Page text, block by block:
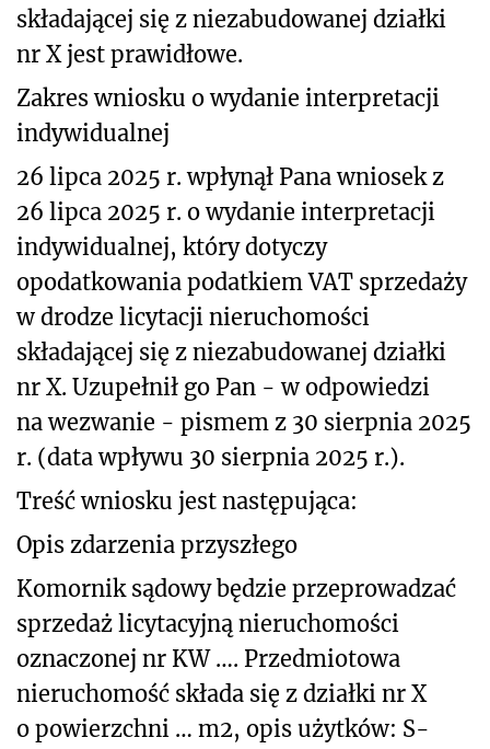
składającej się z niezabudowanej działki
nr X jest prawidłowe.
Zakres wniosku o wydanie interpretacji
indywidualnej
26 lipca 2025 r. wpłynął Pana wniosekz
26 lipca 2025 r. o wydanie interpretacji
indywidualnej, który dotyczy
opodatkowania podatkiem VAT sprzedaży
w drodze licytacji nieruchomości
składającej się z niezabudowanej działki
nr X. Uzupełnił go Pan - w odpowiedzi
na wezwanie - pismem z 30 sierpnia 2025
r. (data wpływu 30 sierpnia 2025 r.).
Treść wniosku jest następująca:
Opis zdarzenia przyszłego
Komornik sądowy będzie przeprowadzać
sprzedaż licytacyjną nieruchomości
oznaczonej nr KW …. Przedmiotowa
nieruchomość składa się z działki nr X
o powierzchni … m2, opis użytków: S-